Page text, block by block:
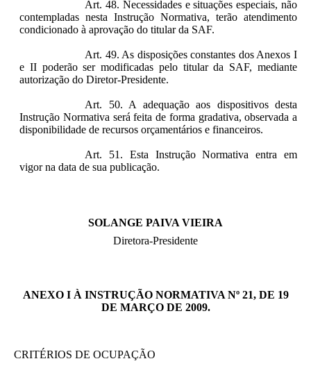
Art. 48. Necessidades e situações especiais, não
contempladas nesta Instrução Normativa, terão atendimento
condicionado à aprovação do titular da SAF.
Art. 49. As disposições constantes dos Anexos I
e II poderão ser modificadas pelo titular da SAF, mediante
autorização do Diretor-Presidente.
Art. 50. A adequação aos dispositivos desta
Instrução Normativa será feita de forma gradativa, observada a
disponibilidade de recursos orçamentários e financeiros.
Art. 51. Esta Instrução Normativa entra em
vigor na data de sua publicação.
SOLANGE PAIVA VIEIRA
Diretora-Presidente
ANEXO I À INSTRUÇÃO NORMATIVA Nº 21, DE 19
DE MARÇO DE 2009.
CRITÉRIOS DE OCUPAÇÃO